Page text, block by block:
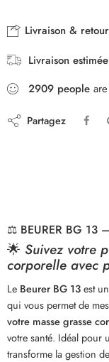
Livraison & retour
Livraison
2909 people
Partagez
⚖️ BEURER BG 13
🌟 Suivez votre
corporelle avec
Le Beurer BG 13est un
qui vous permet de
votre masse grasse
votre santé. Idéal pour
transforme la gestion